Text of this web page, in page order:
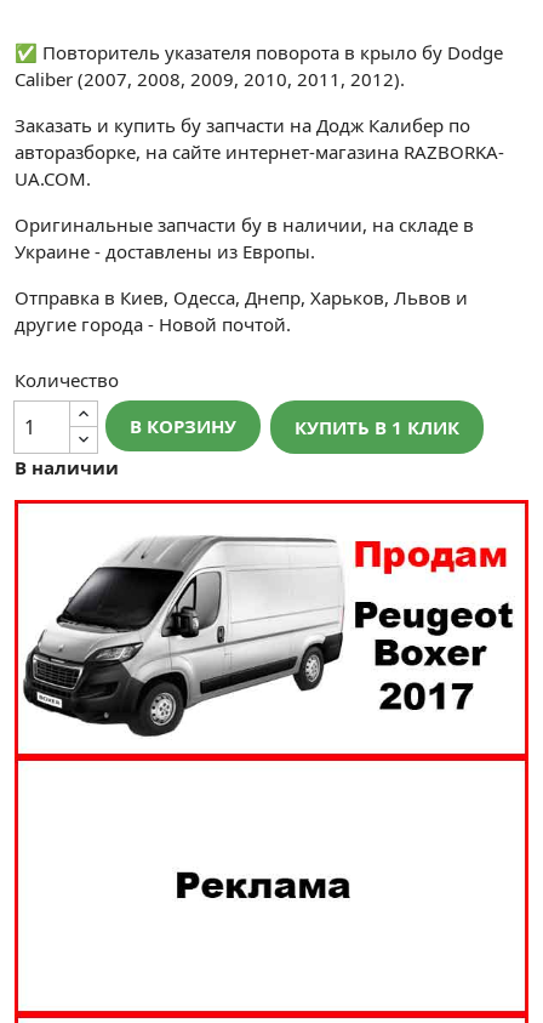
✅ Повторитель указателя поворота в крыло бу Dodge
Caliber (2007, 2008, 2009, 2010, 2011, 2012).
Заказать и купить бу запчасти на Додж Калибер по
авторазборке, на сайте интернет-магазина RAZBORKA-
UA.COM.
Оригинальные запчасти бу в наличии, на складе в
Украине - доставлены из Европы.
Отправка в Киев, Одесса, Днепр, Харьков, Львов и
другие города - Новой почтой.
Количество
В КОРЗИНУ
КУПИТЬ В 1 КЛИК
В наличии